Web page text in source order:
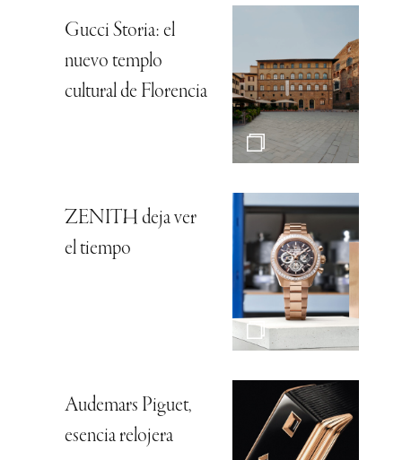
Gucci Storia: el
nuevo templo
cultural de Florencia
ZENITH deja ver
el tiempo
Audemars Piguet,
esencia relojera